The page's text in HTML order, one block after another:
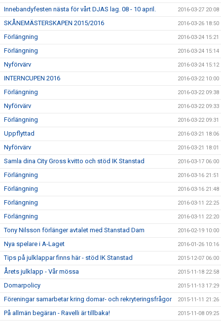
Innebandyfesten nästa för vårt DJAS lag. 08 - 10 april. 2016-03-27 20:08
SKÅNEMÄSTERSKAPEN 2015/2016 2016-03-26 18:50
Förlängning 2016-03-24 15:21
Förlängning 2016-03-24 15:14
Nyförvärv 2016-03-24 15:12
INTERNCUPEN 2016 2016-03-22 10:00
Förlängning 2016-03-22 09:38
Nyförvärv 2016-03-22 09:33
Förlängning 2016-03-22 09:31
Uppflyttad 2016-03-21 18:06
Nyförvärv 2016-03-21 18:01
Samla dina City Gross kvitto och stöd IK Stanstad 2016-03-17 06:00
Förlängning 2016-03-16 21:51
Förlängning 2016-03-16 21:48
Förlängning 2016-03-11 22:25
Förlängning 2016-03-11 22:20
Tony Nilsson förlänger avtalet med Stanstad Dam 2016-02-19 10:00
Nya spelare i A-Laget 2016-01-26 10:16
Tips på julklappar finns här - stöd IK Stanstad 2015-12-07 06:00
Årets julklapp - Vår mössa 2015-11-18 22:58
Domarpolicy 2015-11-13 17:29
Föreningar samarbetar kring domar- och rekryteringsfrågor 2015-11-11 21:26
På allmän begäran - Ravelli är tillbaka! 2015-11-08 09:25